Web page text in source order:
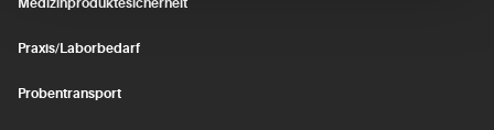
Medizinproduktesicherheit
Praxis/Laborbedarf
Probentransport